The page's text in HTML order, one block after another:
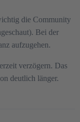
die Community
Bei der
aufzugehen.
verzögern. Das
deutlich länger.